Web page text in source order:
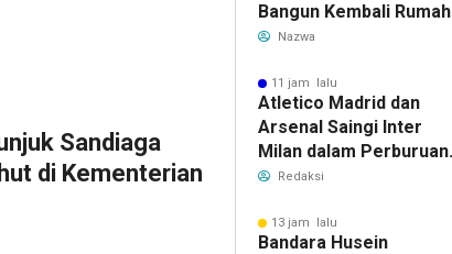
Sandiaga
di Kementerian
Bangun Kembali Rumah
Warga yang Roboh
Nazwa
11 jam lalu
Atletico Madrid dan
Arsenal Saingi Inter
Milan dalam Perburuan
Cristian Romero,
Memanas
Redaksi
13 jam lalu
Bandara Husein